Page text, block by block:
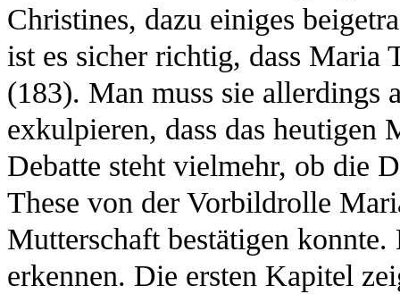
Christines, dazu einiges
ist es sicher richtig, dass
(183). Man muss sie allerdings
exkulpieren, dass das heutigen
Debatte steht vielmehr, ob die
These von der Vorbildrolle
Mutterschaft bestätigen
erkennen. Die ersten Kapitel